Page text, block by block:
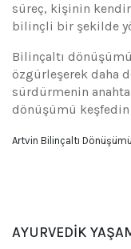
süreç, kişinin
bilinçli bir şekilde
Bilinçaltı
özgürleşerek daha
sürdürmenin
dönüşümü keşfedin
Artvin Bilinçaltı Dönüşümü
AYURVEDIK